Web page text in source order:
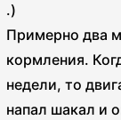
).
Примерно два
кормления.
недели, то
напал шакал и